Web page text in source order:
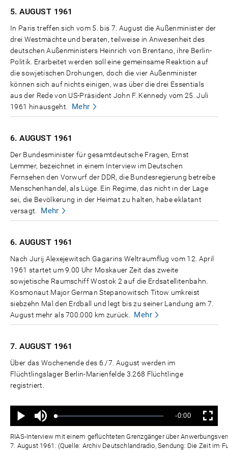
5. AUGUST 1961
In Paris treffen sich vom 5. bis 7. August die Außenminister der
drei Westmächte und beraten, teilweise in Anwesenheit des
deutschen Außenministers Heinrich von Brentano, ihre Berlin-
Politik. Erarbeitet werden soll eine gemeinsame Reaktion auf
die sowjetischen Drohungen, doch die vier Außenminister
können sich auf nichts einigen, was über die drei Essentials
aus der Rede von US-Präsident John F. Kennedy vom 25. Juli
1961 hinausgeht.
Mehr
6. AUGUST 1961
Der Bundesminister für gesamtdeutsche Fragen, Ernst
Lemmer, bezeichnet in einem Interview im Deutschen
Fernsehen den Vorwurf der DDR, die Bundesregierung betreibe
Menschenhandel, als Lüge. Ein Regime, das nicht in der Lage
sei, die Bevölkerung in der Heimat zu halten, habe eklatant
versagt.
Mehr
6. AUGUST 1961
Nach Jurij Alexejewitsch Gagarins Weltraumflug vom 12. April
1961 startet um 9.00 Uhr Moskauer Zeit das zweite
sowjetische Raumschiff Wostok 2 auf die Erdsatellitenbahn.
Kosmonaut Major German Stepanowitsch Titow umkreist
siebzehn Mal den Erdball und legt bis zu seiner Landung am 7.
August mehr als 700.000 km zurück.
Mehr
7. AUGUST 1961
Über das Wochenende des 6./7. August werden im
Flüchtlingslager Berlin-Marienfelde 3.268 Flüchtlinge
registriert.
Wiedergabe
Ton
aus
Geladen:
Status:
Verbleibende
Zeit
-0:00 Vollbild
RIAS-Interview mit einem geflüchteten Grenzgänger über
7. August 1961. (Quelle: Archiv Deutschlandradio, Sendung: Die Zeit im